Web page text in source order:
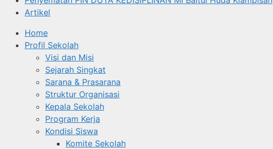
Artikel
Home
Profil Sekolah
Visi dan Misi
Sejarah Singkat
Sarana & Prasarana
Struktur Organisasi
Kepala Sekolah
Program Kerja
Kondisi Siswa
Komite Sekolah